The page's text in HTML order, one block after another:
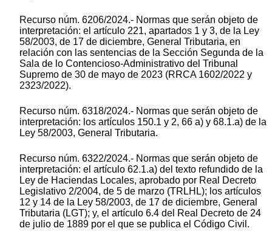
Recurso núm. 6206/2024.- Normas que serán objeto de
interpretación: el artículo 221, apartados 1 y 3, de la Ley
58/2003, de 17 de diciembre, General Tributaria, en
relación con las sentencias de la Sección Segunda de la
Sala de lo Contencioso-Administrativo del Tribunal
Supremo de 30 de mayo de 2023 (RRCA 1602/2022 y
2323/2022).
Recurso núm. 6318/2024.- Normas que serán objeto de
interpretación: los artículos 150.1 y 2, 66 a) y 68.1.a) de la
Ley 58/2003, General Tributaria.
Recurso núm. 6322/2024.- Normas que serán objeto de
interpretación: el artículo 62.1.a) del texto refundido de la
Ley de Haciendas Locales, aprobado por Real Decreto
Legislativo 2/2004, de 5 de marzo (TRLHL); los artículos
12 y 14 de la Ley 58/2003, de 17 de diciembre, General
Tributaria (LGT); y, el artículo 6.4 del Real Decreto de 24
de julio de 1889 por el que se publica el Código Civil.